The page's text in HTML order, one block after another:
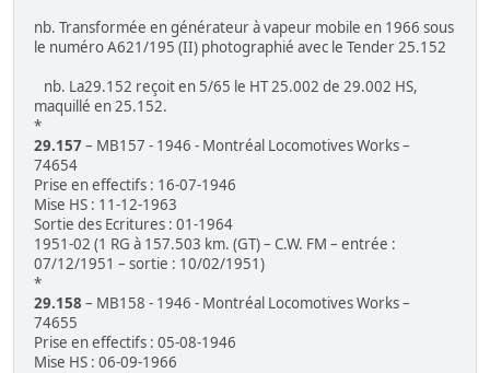
nb. Transformée en générateur à vapeur mobile en 1966 sous
le numéro A621/195 (II) photographié avec le Tender 25.152
nb. La29.152 reçoit en 5/65 le HT 25.002 de 29.002 HS,
maquillé en 25.152.
*
29.157– MB157 - 1946 - Montréal Locomotives Works –
74654
Prise en effectifs : 16-07-1946
Mise HS : 11-12-1963
Sortie des Ecritures : 01-1964
1951-02 (1 RG à 157.503 km. (GT) – C.W. FM – entrée :
07/12/1951 – sortie : 10/02/1951)
*
29.158 – MB158 - 1946 - Montréal Locomotives Works –
74655
Prise en effectifs : 05-08-1946
Mise HS : 06-09-1966